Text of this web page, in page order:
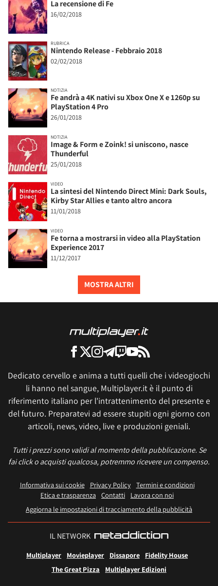
La recensione di Fe
16/02/2018
RUBRICA
Nintendo Release - Febbraio 2018
02/02/2018
NOTIZIA
Fe andrà a 4K nativi su Xbox One X e 1260p su
PlayStation 4 Pro
26/01/2018
NOTIZIA
Image & Form e Zoink! si uniscono, nasce
Thunderful
25/01/2018
VIDEO
La sintesi del Nintendo Direct Mini: Dark Souls,
Kirby Star Allies e tanto altro ancora
11/01/2018
VIDEO
Fe torna a mostrarsi in video alla PlayStation
Experience 2017
11/12/2017
MOSTRA ALTRI
Dedicato cervello e anima a tutti quelli che i videogiochi
li hanno nel sangue, Multiplayer.it è il punto di
riferimento italiano per l'intrattenimento del presente e
del futuro. Preparatevi ad essere stupiti ogni giorno con
articoli, news, video, live e produzioni geniali.
Tutti i prezzi sono validi al momento della pubblicazione. Se
fai click o acquisti qualcosa, potremmo ricevere un compenso.
Informativa sui cookie Privacy Policy
Termini e condizioni
Etica e trasparenza Contatti
Lavora con noi
Aggiorna le impostazioni di tracciamento della pubblicità
IL NETWORK
Multiplayer Movieplayer Dissapore
Fidelity House
The Great Pizza
Multiplayer Edizioni